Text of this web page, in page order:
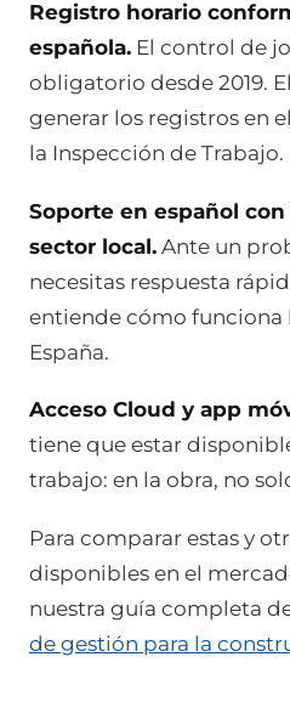
Registro horario
española. El control de
obligatorio desde 2019.
generar los registros en
la Inspección de Trabajo.
Soporte en español
sector local. Ante un
necesitas respuesta
entiende cómo funciona
España.
Acceso Cloud y app
tiene que estar
trabajo: en la obra, no
Para comparar estas y
disponibles en el
nuestra guía completa
de gestión para la